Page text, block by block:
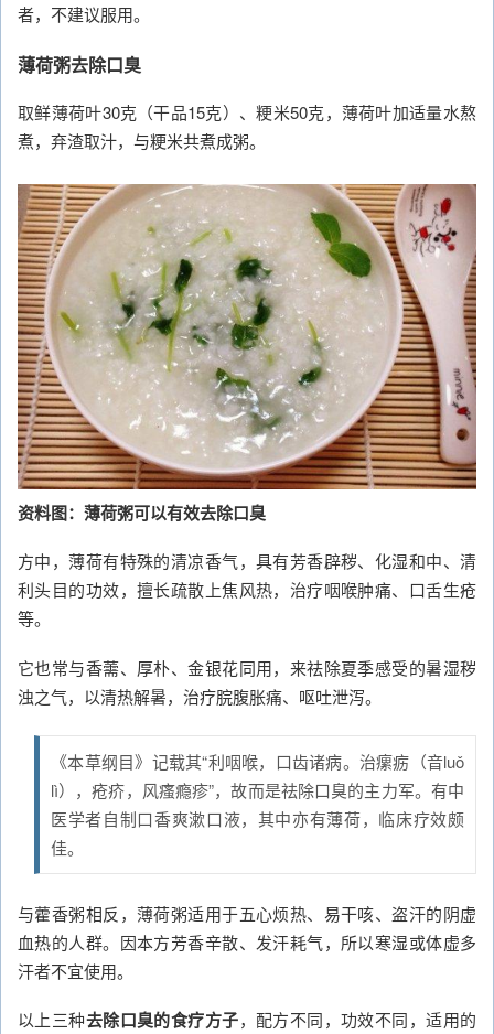
者，不建议服用。
薄荷粥去除口臭
取鲜薄荷叶30克（干品15克）、粳米50克，薄荷叶加适量水熬
煮，弃渣取汁，与粳米共煮成粥。
资料图：薄荷粥可以有效去除口臭
方中，薄荷有特殊的清凉香气，具有芳香辟秽、化湿和中、清
利头目的功效，擅长疏散上焦风热，治疗咽喉肿痛、口舌生疮
等。
它也常与香薷、厚朴、金银花同用，来祛除夏季感受的暑湿秽
浊之气，以清热解暑，治疗脘腹胀痛、呕吐泄泻。
《本草纲目》记载其“利咽喉，口齿诸病。治瘰疬（音luǒ
lì），疮疥，风瘙瘾疹”，故而是祛除口臭的主力军。有中
医学者自制口香爽漱口液，其中亦有薄荷，临床疗效颇
佳。
与藿香粥相反，薄荷粥适用于五心烦热、易干咳、盗汗的阴虚
血热的人群。因本方芳香辛散、发汗耗气，所以寒湿或体虚多
汗者不宜使用。
以上三种去除口臭的食疗方子，配方不同，功效不同，适用的